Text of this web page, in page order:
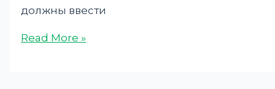
должны ввести
Read More »